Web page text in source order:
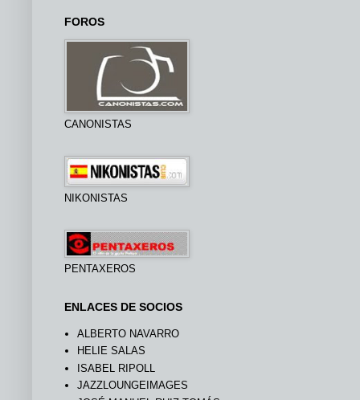
FOROS
CANONISTAS
NIKONISTAS
PENTAXEROS
ENLACES DE SOCIOS
ALBERTO NAVARRO
HELIE SALAS
ISABEL RIPOLL
JAZZLOUNGEIMAGES